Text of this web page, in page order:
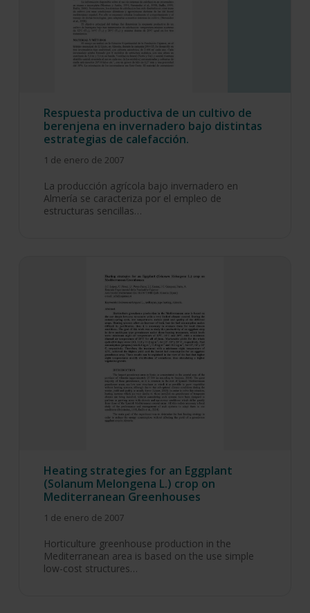
Respuesta productiva de un cultivo de
berenjena en invernadero bajo distintas
estrategias de calefacción.
1 de enero de 2007
La producción agrícola bajo invernadero en
Almería se caracteriza por el empleo de
estructuras sencillas…
Heating strategies for an Eggplant
(Solanum Melongena L.) crop on
Mediterranean Greenhouses
1 de enero de 2007
Horticulture greenhouse production in the
Mediterranean area is based on the use simple
low-cost structures…